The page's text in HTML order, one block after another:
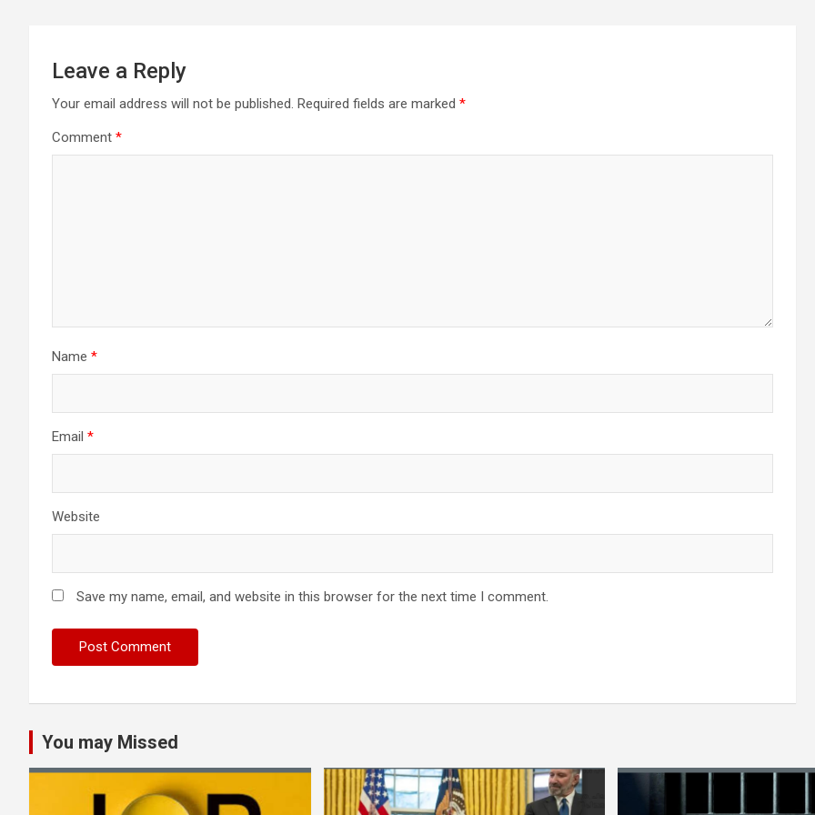
Leave a Reply
Your email address will not be published. Required fields are marked *
Comment *
Name *
Email *
Website
Save my name, email, and website in this browser for the next time I comment.
You may Missed